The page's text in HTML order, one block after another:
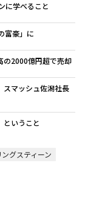
に学べること
富豪」に
の2000億円超で売却
マッシュ佐潟社長
ということ
グスティーン